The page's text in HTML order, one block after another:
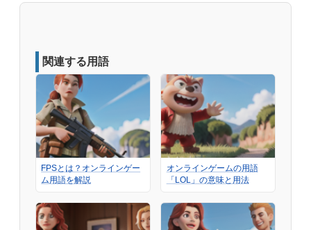
関連する用語
FPSとは？オンラインゲー
ム用語を解説
オンラインゲームの用語
「LOL」の意味と用法